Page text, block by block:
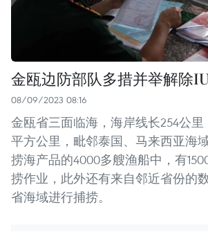
金瓯边防部队多措并举解除
08/09/2023 08:16
金瓯省三面临海，海岸线长254公
平方公里，毗邻泰国、马来西亚海
捞海产品的4000多艘渔船中，有
捞作业，此外还有来自邻近省份的
省海域进行捕捞。